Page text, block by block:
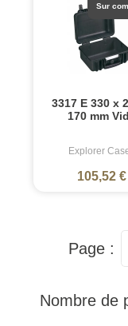
3317 E 330 x
170 mm
Explorer
105,52 €
Sur
Page :
Nombre de